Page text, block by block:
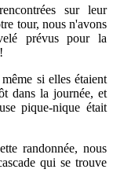
sur leur
tour, nous n'avons
prévus pour la
si elles étaient
dans la journée, et
pique-nique était
randonnée, nous
qui se trouve